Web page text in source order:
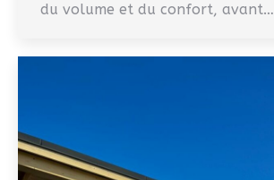
du volume et du confort, avant…